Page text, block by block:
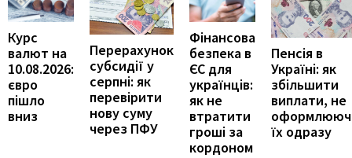
Курс
валют на
10.08.2026:
євро
пішло
вниз
Перерахунок
субсидії у
серпні: як
перевірити
нову суму
через ПФУ
Фінансова
безпека в
ЄС для
українців:
як не
втратити
гроші за
кордоном
Пенсія в
Україні: як
збільшити
виплати, не
їх одразу